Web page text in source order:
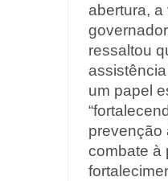
abertura, a
ressaltou
um papel
prevenção
combate à